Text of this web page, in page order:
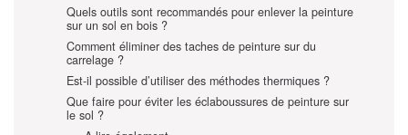
Quels outils sont recommandés pour enlever la peinture
sur un sol en bois ?
Comment éliminer des taches de peinture sur du
carrelage ?
Est-il possible d’utiliser des méthodes thermiques ?
Que faire pour éviter les éclaboussures de peinture sur
le sol ?